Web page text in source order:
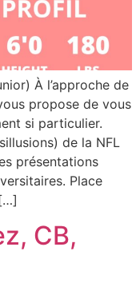
À l’approche de
propose de vous
si particulier.
de la NFL
présentations
Place
CB,